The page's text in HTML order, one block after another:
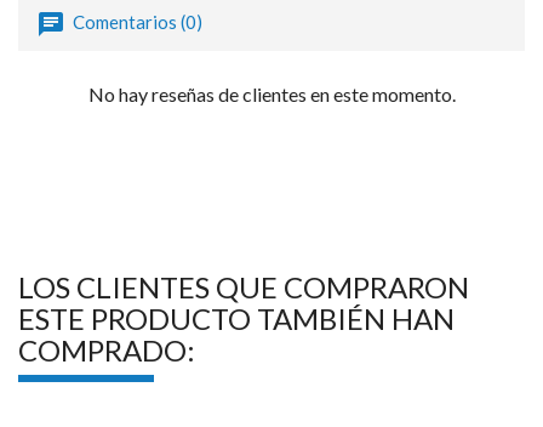
Comentarios (0)
No hay reseñas de clientes en este momento.
LOS CLIENTES QUE COMPRARON
ESTE PRODUCTO TAMBIÉN HAN
COMPRADO: